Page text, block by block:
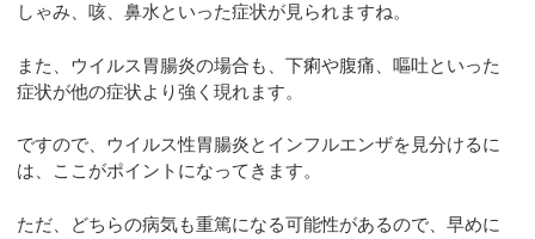
しゃみ、咳、鼻水といった症状が見られますね。
また、ウイルス胃腸炎の場合も、下痢や腹痛、嘔吐といった
症状が他の症状より強く現れます。
ですので、ウイルス性胃腸炎とインフルエンザを見分けるに
は、ここがポイントになってきます。
ただ、どちらの病気も重篤になる可能性があるので、早めに